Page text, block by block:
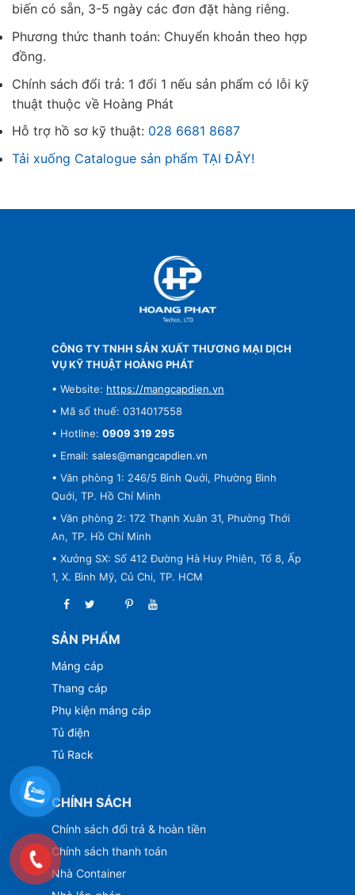
biến có sẵn, 3-5 ngày các đơn đặt hàng riêng.
Phương thức thanh toán: Chuyển khoản theo hợp
đồng.
Chính sách đổi trả: 1 đổi 1 nếu sản phẩm có lỗi kỹ
thuật thuộc về Hoàng Phát
Hỗ trợ hồ sơ kỹ thuật: 028 6681 8687
Tải xuống Catalogue sản phẩm TẠI ĐÂY!
CÔNG TY TNHH SẢN XUẤT THƯƠNG MẠI DỊCH
VỤ KỸ THUẬT HOÀNG PHÁT
• Website: https://mangcapdien.vn
• Mã số thuế: 0314017558
• Hotline: 0909 319 295
• Email: sales@mangcapdien.vn
• Văn phòng 1: 246/5 Bình Quới, Phường Bình
Quới, TP. Hồ Chí Minh
• Văn phòng 2: 172 Thạnh Xuân 31, Phường Thới
An, TP. Hồ Chí Minh
• Xưởng SX: Số 412 Đường Hà Huy Phiên, Tổ 8, Ấp
1, X. Bình Mỹ, Củ Chi, TP. HCM
SẢN PHẨM
Máng cáp
Thang cáp
Phụ kiện máng cáp
Tủ điện
Tủ Rack
CHÍNH SÁCH
Chính sách đổi trả & hoàn tiền
Chính sách thanh toán
Nhà Container